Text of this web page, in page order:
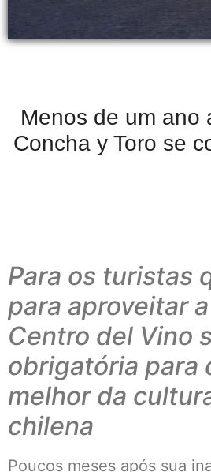
Menos de um ano
Concha y Toro se
Para os turistas
para aproveitar
Centro del Vino
obrigatória para
melhor da
chilena
Poucos meses após sua